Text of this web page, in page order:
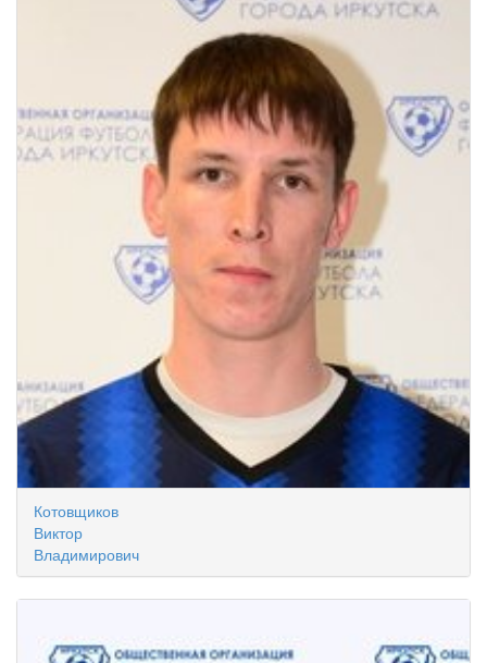
Котовщиков
Виктор
Владимирович